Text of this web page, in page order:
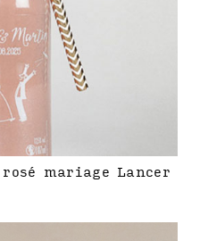
mariage Lancer